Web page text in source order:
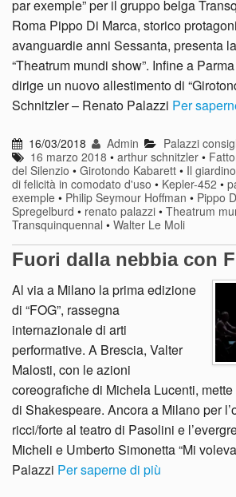
par exemple” per il gruppo belga
Roma Pippo Di Marca, storico
avanguardie anni Sessanta, presenta
“Theatrum mundi show”. Infine a
dirige un nuovo allestimento di
Schnitzler – Renato Palazzi Per
16/03/2018 Admin Palazzi
16 marzo 2018 •arthur schnitzler •
del Silenzio • Girotondo Kabarett • Il
di felicità in comodato d'uso • Kepler-452 •
exemple • Philip Seymour Hoffman • Pippo
Spregelburd • renato palazzi • Theatrum
Transquinquennal • Walter Le Moli
Fuori dalla nebbia con
Al via a Milano la prima edizione
di “FOG”, rassegna
internazionale di arti
performative. A Brescia, Valter
Malosti, con le azioni
coreografiche di Michela Lucenti, mette
di Shakespeare. Ancora a Milano per
ricci/forte al teatro di Pasolini e
Micheli e Umberto Simonetta “Mi
Palazzi Per saperne di più